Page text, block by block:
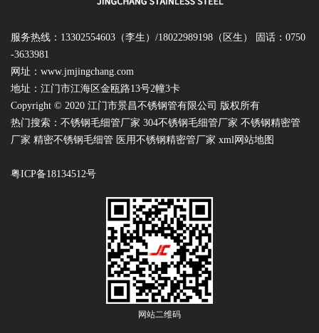
服务热线：13302554603（李生）/18022989198（区生） 固话：0750
-3633981
网址： www.jmjingchang.com
地址：江门市江海区金瓯路13号2幢3卡
Copyright © 2020 江门市景昌不锈钢管有限公司 版权所有
热门搜索： 不锈钢毛细管厂家 304不锈钢毛细管厂家 不锈钢精密管
厂家 精密不锈钢毛细管 医用不锈钢精密管厂家 xml网站地图
粤ICP备18134512号
网站二维码